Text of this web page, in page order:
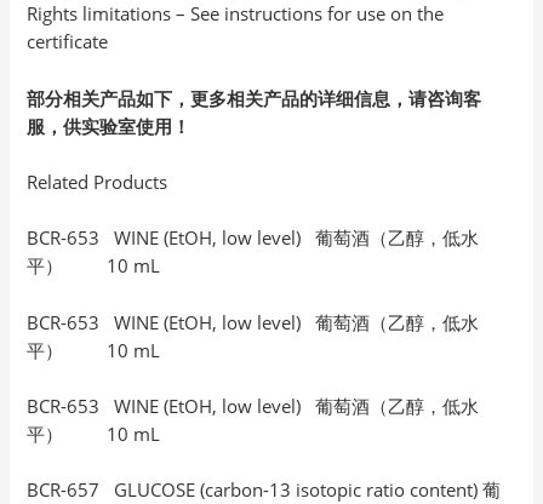
Rights limitations – See instructions for use on the
certificate
部分相关产品如下，更多相关产品的详细信息，请咨询客
服，供实验室使用！
Related Products
BCR-653 WINE (EtOH, low level) 葡萄酒（乙醇，低水
平） 10 mL
BCR-653 WINE (EtOH, low level) 葡萄酒（乙醇，低水
平） 10 mL
BCR-653 WINE (EtOH, low level) 葡萄酒（乙醇，低水
平） 10 mL
BCR-657 GLUCOSE (carbon-13 isotopic ratio content) 葡